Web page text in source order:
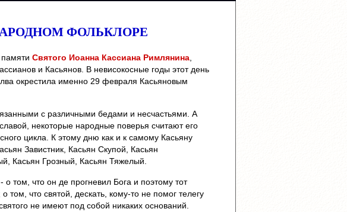
ФОЛЬКЛОРЕ
Святого Иоанна Кассиана Римлянина
и Касьянов. В невисокосные годы этот день
окрестила именно 29 февраля Касьяновым
с различными бедами и несчастьями. А
некоторые народные поверья считают его
цикла. К этому дню как и к самому Касьяну
Завистник, Касьян Скупой, Касьян
Касьян Грозный, Касьян Тяжелый.
том, что он де прогневил Бога и поэтому тот
том, что святой, дескать, кому-то не помог телегу
не имеют под собой никаких оснований.